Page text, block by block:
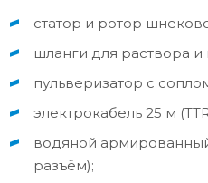
статор и ротор
шланги для раствора и
пульверизатор с
электрокабель 25 м
водяной
разъём);